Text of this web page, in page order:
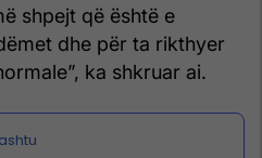
shpejt që është e
dhe për ta rikthyer
ka shkruar ai.